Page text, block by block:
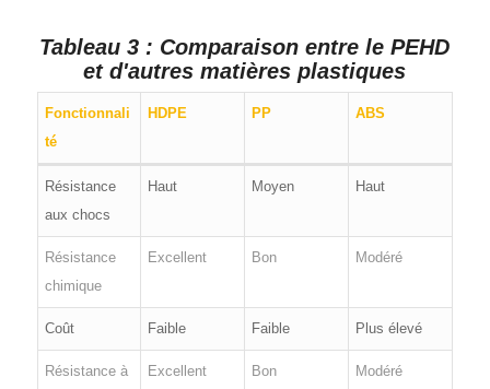
Tableau 3 : Comparaison entre le PEHD
et d'autres matières plastiques
Fonctionnali
té
HDPE PP ABS
Résistance
aux chocs
Haut Moyen Haut
Résistance
chimique
Excellent Bon Modéré
Coût Faible Faible Plus élevé
Résistance à
Excellent Bon Modéré